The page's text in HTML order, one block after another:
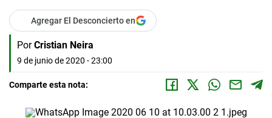
Agregar El Desconcierto en
Por Cristian Neira
9 de junio de 2020 - 23:00
Comparte esta nota: